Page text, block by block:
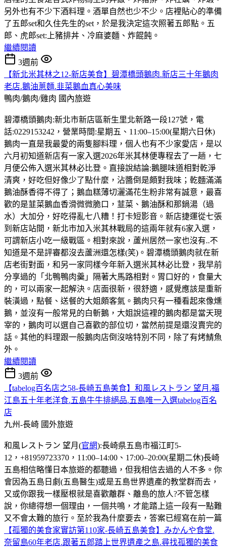
另外也有不少下酒料理。酒單自然也少不少。店裡貼心的準備
了五郎set和久住先生的set，於是我決定這次照著五郎點。五
郎、虎郎set:上豬排丼、冷麻婆麵、炸餛飩。
繼續閱讀
3週前
【新北米其林之12-新店美食】碧潭橋頭鵝肉.新店三十年鵝肉
老店.鵝油蔥麵.韭菜鵝血真心美味
鴨肉/鵝肉/雞肉 國內旅遊
碧潭橋頭鵝肉:新北市新店區新生里北新路一段127號，電
話:0229153242，營業時間:星期五、11:00–15:00(星期六日休)
鵝肉一直是我最愛的兩隻腳料理，個人也有不少家愛店，是以
六月初知道新店有一家入選2026年米其林便專程去了一趟，七
月便公佈入選米其林必比登。直接說結論:鵝腿味道相對乾淨
清爽，好吃但好像少了點什麼，沾醬倒是頗對我味；乾麵滿滿
鵝油酥香得不得了；鵝血糕薄切灑滿花生粉非常有誠意，最喜
歡的是韮菜鵝血香滑微微脆口，韮菜、鵝油酥和那鍋湯（過
水）大加分，好吃得亂七八糟！打卡短影音。新店捷運從七張
到新店站間，新北市加入米其林戰局的這兩年就有6家入選，
可謂新店小吃一級戰區。相對來說，蘆州居然一家也沒有..不
知道是不是評審都沒去蘆洲還怎樣(笑)。碧潭橋頭鵝肉就在新
店老街對面，和另一家同樣今年新入選米其林必比登，我早前
分享過的「北鴨鴨肉羹」隔著大馬路相對。胃口好的，食量大
的，可以兩家一起解決。店面很新，很舒適，感覺應該是重新
裝潢過，點餐、送餐的大姐頗客氣。鵝肉只有一種看起來像燻
鵝，並沒有一般常見的白斬鵝，大姐說這裡的鵝肉都是當天現
宰的，鵝肉可以選自己喜歡的部位切，當然前提是還沒賣完的
話。其他的料理跟一般鵝肉店倒沒啥特別不同，除了有烤鯖魚
外。
繼續閱讀
3週前
【tabelog百名店之58-長崎五島美食】和風レストラン 望月.福
江島五十年老洋食.五島牛牛排絕品.五島唯一入選tabelog百名
店
九州-長崎 國外旅遊
和風レストラン 望月(官網):長崎県五島市福江町5-
12，+81959723370，11:00–14:00、17:00–20:00(星期二休)長崎
五島相信略懂日本旅遊的都聽過，但我相信去過的人不多。你
會因為五島日劇(五島醫生)或是五島世界遺產的教堂群而去，
又或你跟我一樣壓根就是喜歡離群、離島的旅人?不管怎樣
說，你總得想一個理由，一個共鳴，才能踏上這一段有一點難
又不會太難的旅行。至於我為什麼要去，答案已經寫在前一篇
【孤獨的美食家實訪第110家-長崎五島美食】みかんや食堂.
奈留島60年老店.跟著五郎踏上世界遺產之島.尋找孤獨的美食